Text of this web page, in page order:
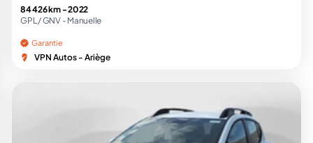
84 426 km -2022
GPL / GNV - Manuelle
Garantie
VPN Autos - Ariège